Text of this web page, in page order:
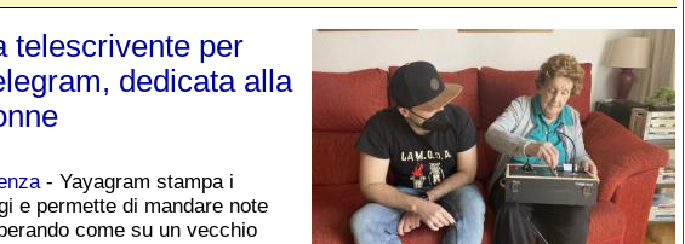
telescrivente per
dedicata alla
- Yayagram stampa i
e permette di mandare note
come su un vecchio